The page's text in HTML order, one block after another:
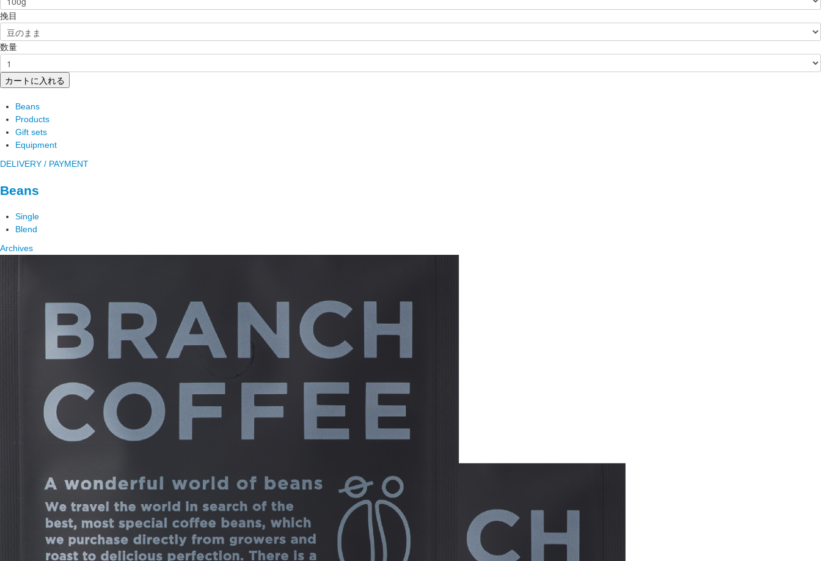
挽目
数量
カートに入れる
Beans
Products
Gift sets
Equipment
DELIVERY / PAYMENT
Beans
Single
Blend
Archives